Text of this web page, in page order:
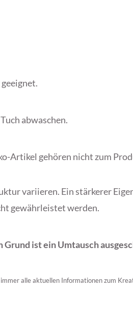
abwaschen.
gehören nicht zum
variieren. Ein stärkerer
gewährleistet werden.
ist ein Umtausch
alle aktuellen Informationen zum